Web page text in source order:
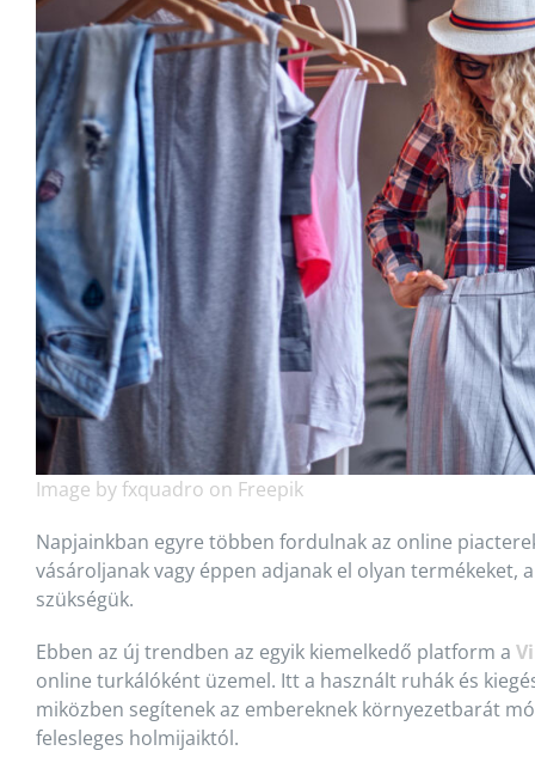
Image by fxquadro on Freepik
Napjainkban egyre többen fordulnak az online
vásároljanak vagy éppen adjanak el olyan termékeket,
szükségük.
Ebben az új trendben az egyik kiemelkedő platform a
online turkálóként üzemel. Itt a használt ruhák és
miközben segítenek az embereknek környezetbarát
felesleges holmijaiktól.